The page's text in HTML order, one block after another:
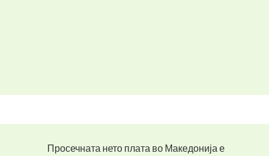
Просечната нето плата во Македонија е